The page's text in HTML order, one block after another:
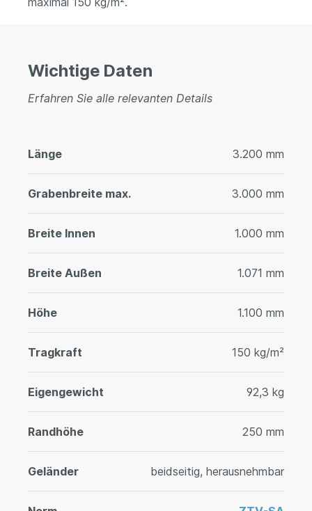
Wichtige Daten
Erfahren Sie alle relevanten Details
Länge 3.200 mm
Grabenbreite max. 3.000 mm
Breite Innen 1.000 mm
Breite Außen 1.071 mm
Höhe 1.100 mm
Tragkraft 150 kg/m²
Eigengewicht 92,3 kg
Randhöhe 250 mm
Geländer beidseitig, herausnehmbar